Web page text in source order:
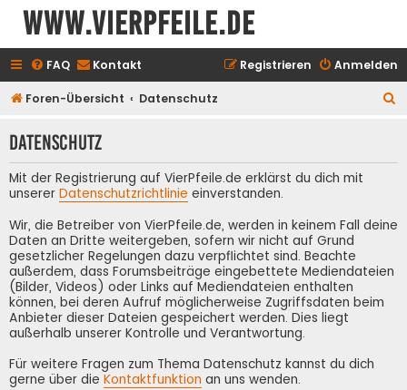
www.vierpfeile.de
FAQ Kontakt Anmelden
Registrieren
Foren-Übersicht Datenschutz
h
Datenschutz
Mit der Registrierung auf VierPfeile.de erklärst du dich mit
unserer Datenschutzrichtlinie einverstanden.
Wir, die Betreiber von VierPfeile.de, werden in keinem Fall deine
Daten an Dritte weitergeben, sofern wir nicht auf Grund
gesetzlicher Regelungen dazu verpflichtet sind. Beachte
außerdem, dass Forumsbeiträge eingebettete Mediendateien
(Bilder, Videos) oder Links auf Mediendateien enthalten
können, bei deren Aufruf möglicherweise Zugriffsdaten beim
Anbieter dieser Dateien gespeichert werden. Dies liegt
außerhalb unserer Kontrolle und Verantwortung.
Für weitere Fragen zum Thema Datenschutz kannst du dich
gerne über die Kontaktfunktion an uns wenden.